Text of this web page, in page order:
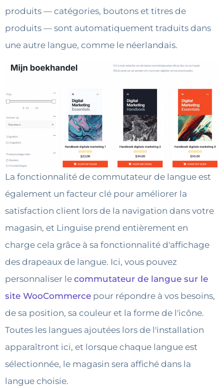
produits — catégories, boutons et titres de
produits — sont automatiquement traduits dans
une autre langue, comme le néerlandais.
La fonctionnalité de commutateur de langue est
également un facteur clé pour améliorer la
satisfaction client lors de la navigation dans votre
magasin, et Linguise prend entièrement en
charge cela grâce à sa fonctionnalité d'affichage
des drapeaux de langue. Ici, vous pouvez
personnaliser le commutateur de langue sur le
site WooCommerce pour répondre à vos besoins,
de sa position, sa couleur et la forme de l'icône.
Toutes les langues ajoutées lors de l'installation
apparaîtront ici, et lorsque chaque langue est
sélectionnée, le magasin sera affiché dans la
langue choisie.